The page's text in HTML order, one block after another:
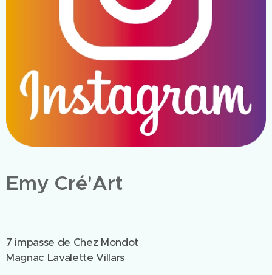
Emy Cré'Art
7 impasse de Chez Mondot
Magnac Lavalette Villars